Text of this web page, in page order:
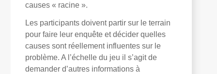
causes « racine ».
Les participants doivent partir sur le terrain
pour faire leur enquête et décider quelles
causes sont réellement influentes sur le
problème. A l’échelle du jeu il s’agit de
demander d’autres informations à